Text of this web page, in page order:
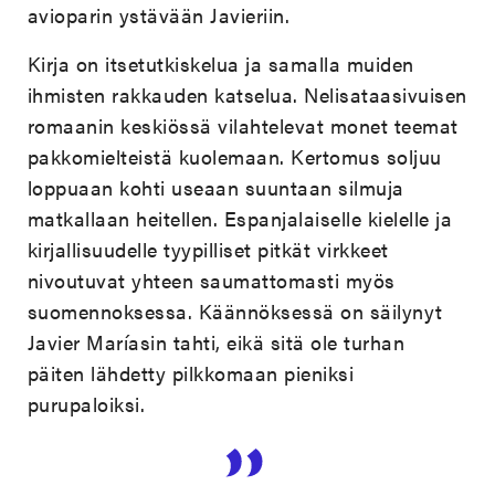
avioparin ystävään Javieriin.
Kirja on itsetutkiskelua ja samalla muiden
ihmisten rakkauden katselua. Nelisataasivuisen
romaanin keskiössä vilahtelevat monet teemat
pakkomielteistä kuolemaan. Kertomus soljuu
loppuaan kohti useaan suuntaan silmuja
matkallaan heitellen. Espanjalaiselle kielelle ja
kirjallisuudelle tyypilliset pitkät virkkeet
nivoutuvat yhteen saumattomasti myös
suomennoksessa. Käännöksessä on säilynyt
Javier Maríasin tahti, eikä sitä ole turhan
päiten lähdetty pilkkomaan pieniksi
purupaloiksi.